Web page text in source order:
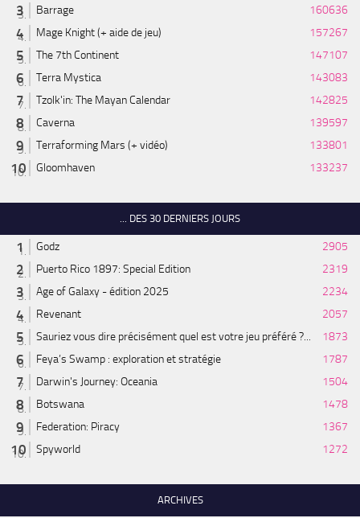
Barrage
160636
Mage Knight (+ aide de jeu)
157267
The 7th Continent
147107
Terra Mystica
143083
Tzolk'in: The Mayan Calendar
142825
Caverna
139597
Terraforming Mars (+ vidéo)
133801
Gloomhaven
133237
... DES 30 DERNIERS JOURS
Godz
2905
Puerto Rico 1897: Special Edition
2319
Age of Galaxy - édition 2025
2234
Revenant
2057
Sauriez vous dire précisément quel est votre jeu préféré ?...
1873
Feya’s Swamp : exploration et stratégie
1787
Darwin's Journey: Oceania
1504
Botswana
1478
Federation: Piracy
1367
Spyworld
1272
ARCHIVES